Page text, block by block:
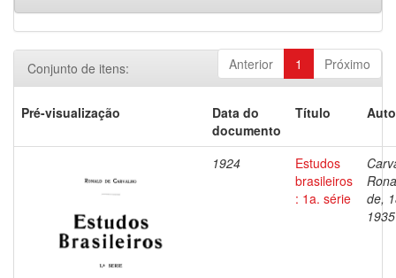
Anterior 1 Próximo
Conjunto de itens:
Pré-visualização
Data do
documento
Título
1924
Estudos
brasileiros
: 1a. série
de,
1935